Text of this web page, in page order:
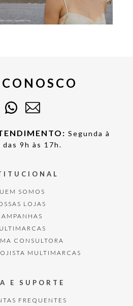
Segunda à
das 9h às 17h.
SOMOS
LOJAS
CONSULTORA
MULTIMARCAS
E SUPORTE
FREQUENTES